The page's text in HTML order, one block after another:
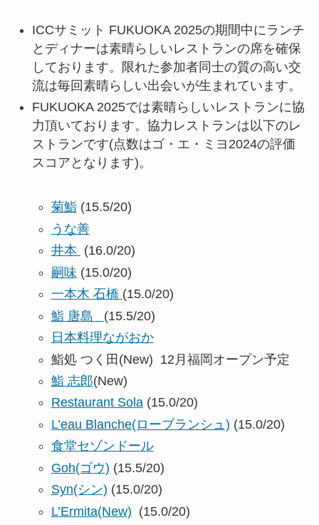
ICCサミット FUKUOKA 2025の期間中にランチ
とディナーは素晴らしいレストランの席を確保
しております。限れた参加者同士の質の高い交
流は毎回素晴らしい出会いが生まれています。
FUKUOKA 2025では素晴らしいレストランに協
力頂いております。協力レストランは以下のレ
ストランです(点数はゴ・エ・ミヨ2024の評価
スコアとなります)。
菊鮨 (15.5/20)
うな善
井本 (16.0/20)
嗣味 (15.0/20)
一本木 石橋 (15.0/20)
鮨 唐島 (15.5/20)
日本料理ながおか
鮨処 つく田(New) 12月福岡オープン予定
鮨 志郎(New)
Restaurant Sola(15.0/20)
L’eau Blanche(ローブランシュ) (15.0/20)
食堂セゾンドール
Goh(ゴウ) (15.5/20)
Syn(シン) (15.0/20)
L’Ermita(New) (15.0/20)